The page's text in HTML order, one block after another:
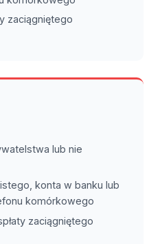
zaciągniętego
lub nie
konta w banku lub
komórkowego
zaciągniętego